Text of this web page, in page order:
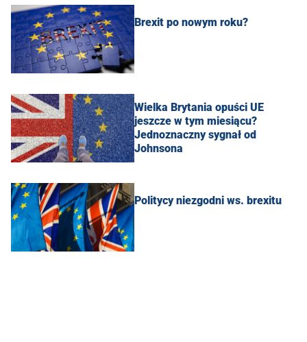
Brexit po nowym roku?
Wielka Brytania opuści UE
jeszcze w tym miesiącu?
Jednoznaczny sygnał od
Johnsona
Politycy niezgodni ws. brexitu